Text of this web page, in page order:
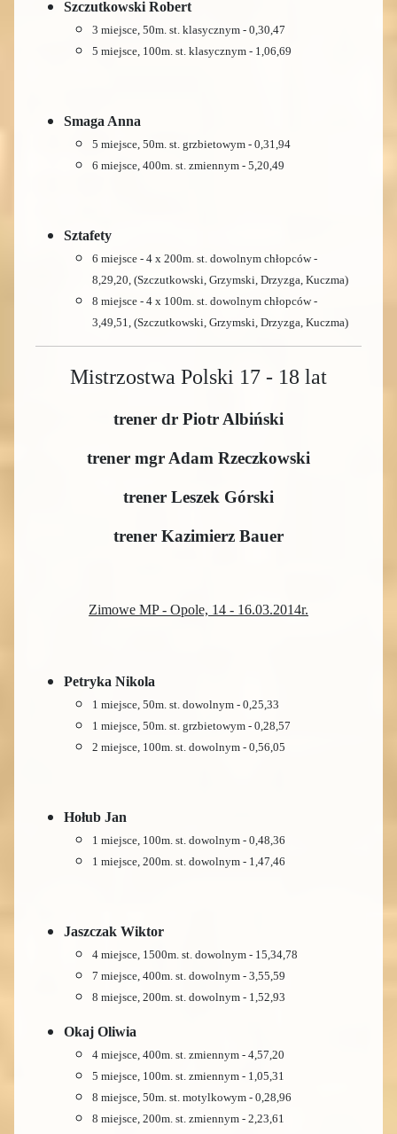
Szczutkowski Robert
3 miejsce, 50m. st. klasycznym - 0,30,47
5 miejsce, 100m. st. klasycznym - 1,06,69
Smaga Anna
5 miejsce, 50m. st. grzbietowym - 0,31,94
6 miejsce, 400m. st. zmiennym - 5,20,49
Sztafety
6 miejsce - 4 x 200m. st. dowolnym chłopców -
8,29,20, (Szczutkowski, Grzymski, Drzyzga, Kuczma)
8 miejsce - 4 x 100m. st. dowolnym chłopców -
3,49,51, (Szczutkowski, Grzymski, Drzyzga, Kuczma)
Mistrzostwa Polski 17 - 18 lat
trener dr Piotr Albiński
trener mgr Adam Rzeczkowski
trener Leszek Górski
trener Kazimierz Bauer
Zimowe MP - Opole, 14 - 16.03.2014r.
Petryka Nikola
1 miejsce, 50m. st. dowolnym - 0,25,33
1 miejsce, 50m. st. grzbietowym - 0,28,57
2 miejsce, 100m. st. dowolnym - 0,56,05
Hołub Jan
1 miejsce, 100m. st. dowolnym - 0,48,36
1 miejsce, 200m. st. dowolnym - 1,47,46
Jaszczak Wiktor
4 miejsce, 1500m. st. dowolnym - 15,34,78
7 miejsce, 400m. st. dowolnym - 3,55,59
8 miejsce, 200m. st. dowolnym - 1,52,93
Okaj Oliwia
4 miejsce, 400m. st. zmiennym - 4,57,20
5 miejsce, 100m. st. zmiennym - 1,05,31
8 miejsce, 50m. st. motylkowym - 0,28,96
8 miejsce, 200m. st. zmiennym - 2,23,61